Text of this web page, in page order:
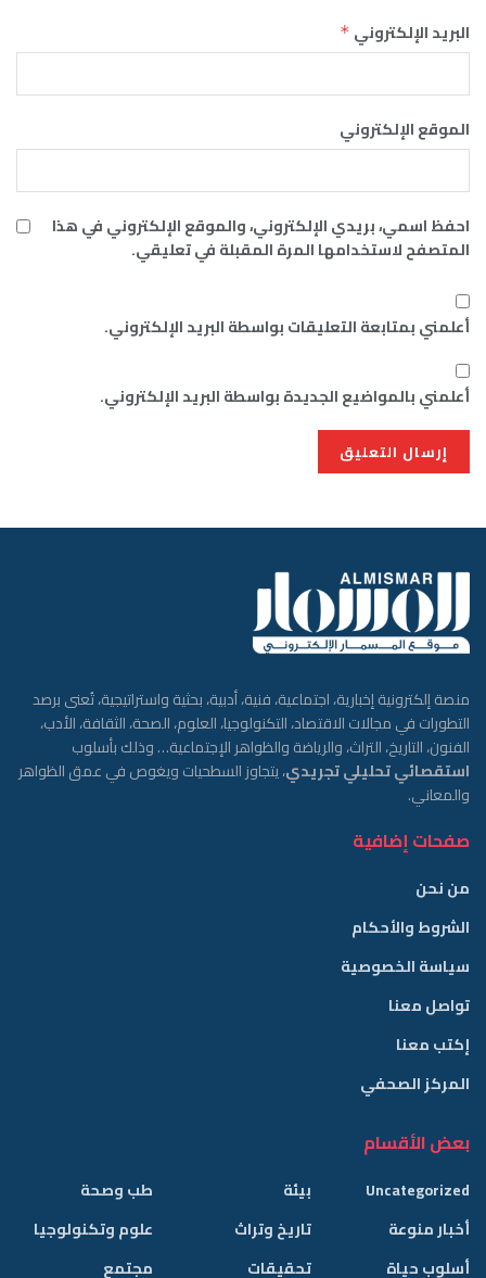
البريد الإلكتروني *
الموقع الإلكتروني
احفظ اسمي، بريدي الإلكتروني، والموقع الإلكتروني في هذا
المتصفح لاستخدامها المرة المقبلة في تعليقي.
أعلمني بمتابعة التعليقات بواسطة البريد الإلكتروني.
أعلمني بالمواضيع الجديدة بواسطة البريد الإلكتروني.
منصة إلكترونية إخبارية، اجتماعية، فنية، أدبية، بحثية واستراتيجية، تُعنى برصد
التطورات في مجالات الاقتصاد، التكنولوجيا، العلوم، الصحة، الثقافة، الأدب،
الفنون، التاريخ، التراث، والرياضة والظواهر الإجتماعية… وذلك بأسلوب
استقصائي تحليلي تجريدي، يتجاوز السطحيات ويغوص في عمق الظواهر
والمعاني.
صفحات إضافية
من نحن
الشروط والأحكام
سياسة الخصوصية
تواصل معنا
إكتب معنا
المركز الصحفي
بعض الأقسام
Uncategorized
أخبار منوعة
أسلوب حياة
بيئة
تاريخ وتراث
تحقيقات
طب وصحة
علوم وتكنولوجيا
مجتمع